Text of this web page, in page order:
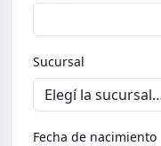
Sucursal
Fecha de nacimiento